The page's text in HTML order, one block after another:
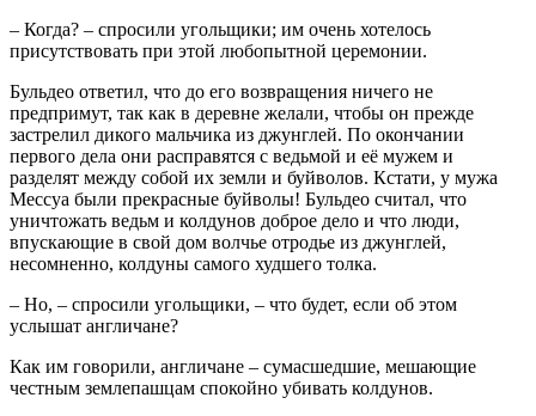
– Когда? – спросили угольщики; им очень хотелось
присутствовать при этой любопытной церемонии.
Бульдео ответил, что до его возвращения ничего не
предпримут, так как в деревне желали, чтобы он прежде
застрелил дикого мальчика из джунглей. По окончании
первого дела они расправятся с ведьмой и её мужем и
разделят между собой их земли и буйволов. Кстати, у мужа
Мессуа были прекрасные буйволы! Бульдео считал, что
уничтожать ведьм и колдунов доброе дело и что люди,
впускающие в свой дом волчье отродье из джунглей,
несомненно, колдуны самого худшего толка.
– Но, – спросили угольщики, – что будет, если об этом
услышат англичане?
Как им говорили, англичане – сумасшедшие, мешающие
честным землепашцам спокойно убивать колдунов.